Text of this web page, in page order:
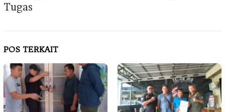
Tugas
POS TERKAIT